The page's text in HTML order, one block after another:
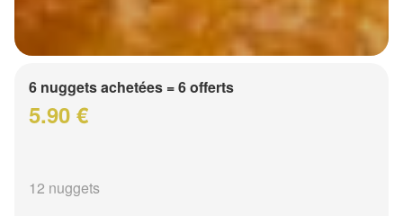
6 nuggets achetées = 6 offerts
5.90 €
12 nuggets